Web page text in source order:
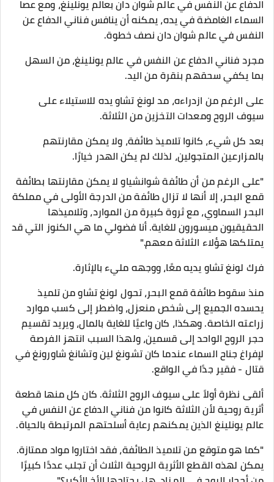
الدفاع عن النفس في عالم شوان دان بعالم يونلينغ، ومع عصا
السماء الغامضة في يده، يمكنه أن ينافس فناني الدفاع عن
النفس في عالم شوان دان نصف خطوة.
مجرد فناني الدفاع عن النفس في عالم يونلينغ، من السهل
بما يكفي سحقهم بنقرة من اليد.
على الرغم من ازدراءه، مد لونغ تشاو يده للاستيلاء على
سيوف الروح ومعدات التخزين من الثلاثة.
بعد كل شيء، كانوا تلاميذ طائفة، ولا يمكن مقارنتهم
بالمزارعين المتجولين، لذلك لم يكن الهدر خيارًا.
"على الرغم من أن طائفة شوانشياو لا يمكن مقارنتها بطائفة
قمع البحر، إلا أنها لا تزال طائفة من الدرجة الأولى في مملكة
البحر السماوي، مع ثروة كبيرة من الموارد، وتلاميذها
الحقيقيون ميسورون للغاية. أنا فضولي ما هي الكنوز التي قد
يمتلكها هؤلاء الثلاثة معهم."
فرك لونغ تشاو يديه معًا، ووجهه مليء بالإثارة.
منذ سقوط طائفة قمع البحر، تحول لونغ تشاو من تلميذ
يحسده الجميع إلى شخص منعزل، واضطر إلى كسب موارد
زراعته الخاصة. وهكذا، كان واعيًا للغاية بالمال، ويريد تقسيم
حجر الروح الواحد إلى قسمين، ولهذا السبب انتهز الفرصة
لإفراغ جناح السماء عندما كان تشونغ لين وتشانغ شاورونغ في
قتال - فقير جدًا في الواقع.
ألقى نظرة أولاً على سيوف الروح الثلاثة. كان كل منها قطعة
أثرية روحية لأن الثلاثة كانوا من فناني الدفاع عن النفس في
عالم يونلينغ الذين يمكنهم رعاية أسلحتهم المرتبطة بالحياة.
"كما هو متوقع من تلاميذ الطائفة، فقد اختاروا مواد ممتازة.
يمكن لهذه القطع الأثرية الروحية الثلاث أن تجلب عددًا كبيرًا